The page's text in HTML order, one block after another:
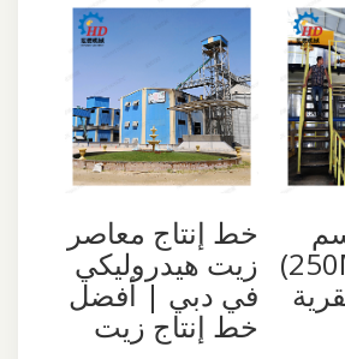
عضوي (250ML)
خط إنتاج معاصر
زيت هيدروليكي
في دبي | أفضل
خط إنتاج زيت